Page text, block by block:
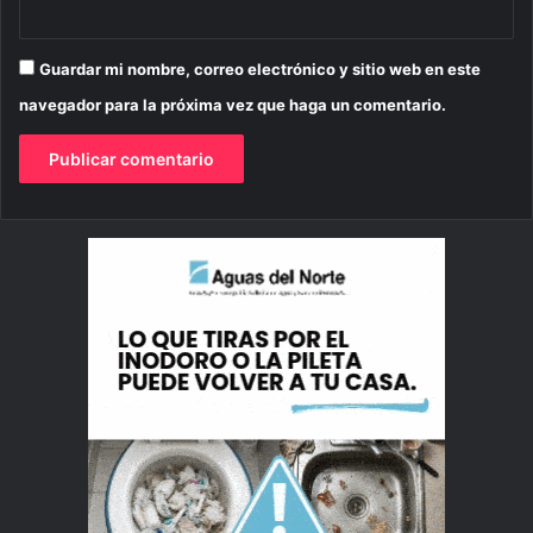
Guardar mi nombre, correo electrónico y sitio web en este
navegador para la próxima vez que haga un comentario.